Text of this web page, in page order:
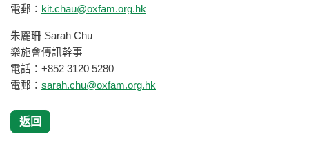
電郵： kit.chau@oxfam.org.hk
朱麗珊 Sarah Chu
樂施會傳訊幹事
電話：+852 3120 5280
電郵： sarah.chu@oxfam.org.hk
返回